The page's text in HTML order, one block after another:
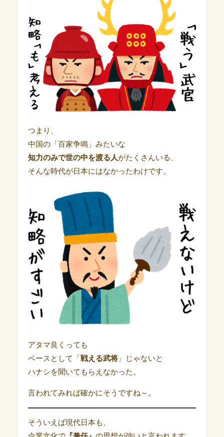
つまり、
中国の「百家争鳴」みたいな
知力のみで世の中を渡る人がたくさんいる、
そんな時代が日本にはなかったわけです。
アタマ良くっても
ベースとして「 戦える武将」じゃないと
ハナシを聞いてもらえなかった。
言われてみれば確かにそうですね～。
そういえば現代日本も、